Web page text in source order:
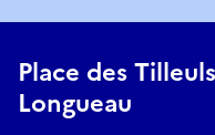
Place des
Longueau